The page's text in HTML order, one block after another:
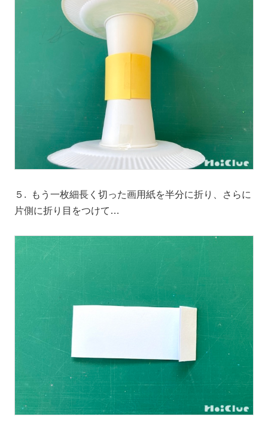
５. もう一枚細長く切った画用紙を半分に折り、さらに
片側に折り目をつけて…